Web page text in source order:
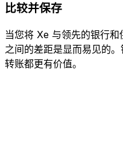
比较并保存
当您将 Xe 与领先的银行
之间的差距是显而易见的
转账都更有价值。